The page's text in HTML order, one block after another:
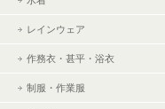
レインウェア
作務衣・甚平・浴衣
制服・作業服